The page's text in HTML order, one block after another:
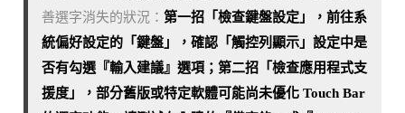
善選字消失的狀況：第一招「檢查鍵盤設定」，前往系
統偏好設定的「鍵盤」，確認「觸控列顯示」設定中是
否有勾選『輸入建議』選項；第二招「檢查應用程式支
援度」，部分舊版或特定軟體可能尚未優化 Touch Bar